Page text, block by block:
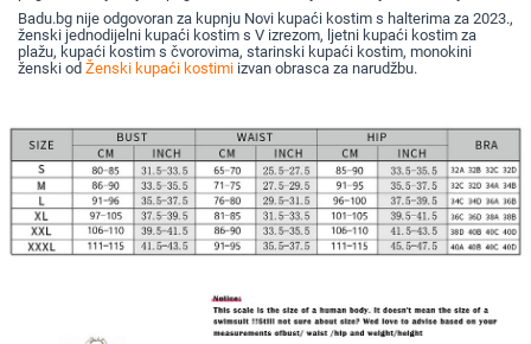
Badu.bg nije odgovoran za kupnju Novi kupaći kostim s halterima za 2023.,
ženski jednodijelni kupaći kostim s V izrezom, ljetni kupaći kostim za
plažu, kupaći kostim s čvorovima, starinski kupaći kostim, monokini
ženski od Ženski kupaći kostimi izvan obrasca za narudžbu.